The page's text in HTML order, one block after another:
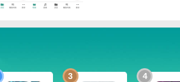
资源，高清流畅的播放体验，满足用
能和个性化推荐，使用户能够轻松
3 4